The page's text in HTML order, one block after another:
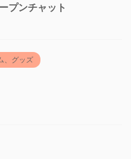
プンチャット
、グッズ